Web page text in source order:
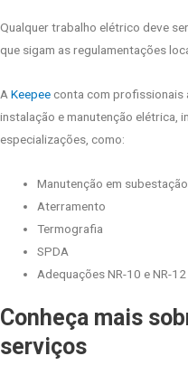
Qualquer trabalho elétrico deve
que sigam as regulamentações
A Keepeeconta com profissionais
instalação e manutenção elétrica,
especializações, como:
Manutenção em subestação
Aterramento
Termografia
SPDA
Adequações NR-10 e NR-12
Conheça mais
serviços